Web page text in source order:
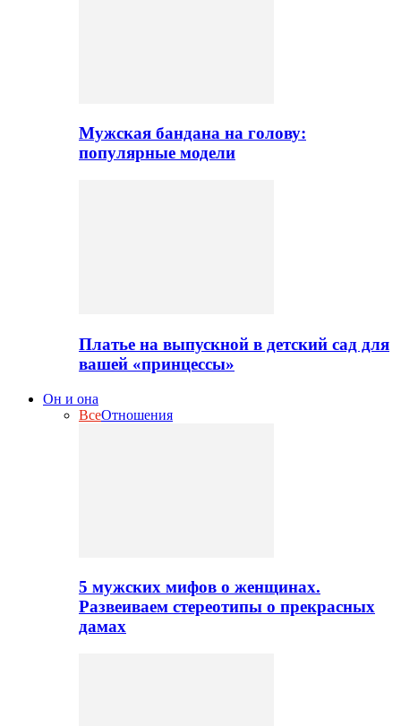
Мужская бандана на голову:
популярные модели
Платье на выпускной в детский сад для
вашей «принцессы»
Он и она
ВсеОтношения
5 мужских мифов о женщинах.
Развеиваем стереотипы о прекрасных
дамах